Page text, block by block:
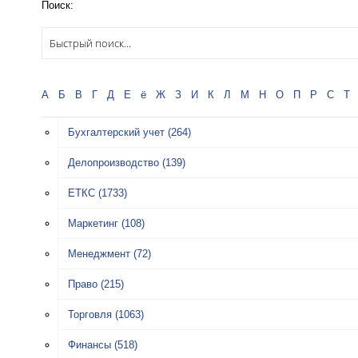
Поиск:
А Б В Г Д Е ё Ж З И К Л М Н О П Р С Т
Бухгалтерский учет (264)
Делопроизводство (139)
ЕТКС (1733)
Маркетинг (108)
Менеджмент (72)
Право (215)
Торговля (1063)
Финансы (518)